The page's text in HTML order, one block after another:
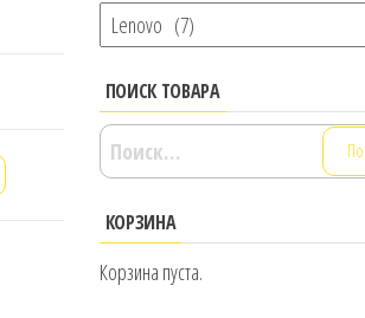
ПОИСК ТОВАРА
Найти:
КОРЗИНА
Корзина пуста.